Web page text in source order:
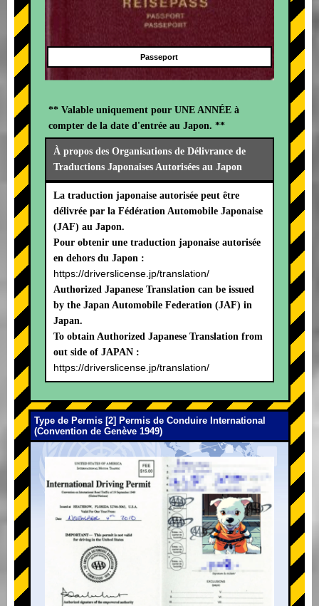
Passeport
** Valable uniquement pour UNE ANNÉE à
compter de la date d'entrée au Japon. **
À propos des Organisations de Délivrance de
Traductions Japonaises Autorisées au Japon
La traduction japonaise autorisée peut être
délivrée par la Fédération Automobile Japonaise
(JAF) au Japon.
Pour obtenir une traduction japonaise autorisée
en dehors du Japon :
https://driverslicense.jp/translation/
Authorized Japanese Translation can be issued
by the Japan Automobile Federation (JAF) in
Japan.
To obtain Authorized Japanese Translation from
out side of JAPAN :
https://driverslicense.jp/translation/
Type de Permis [2] Permis de Conduire International
(Convention de Genève 1949)